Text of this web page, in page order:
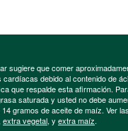
sugiere que comer
debido al contenido de
que respalde esta afirmación.
saturada y usted no debe
gramos de aceite de maíz. Ver
extra vegetal, y extra maíz.